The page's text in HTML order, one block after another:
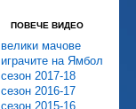
ПОВЕЧЕ ВИДЕО
велики мачове
играчите на Ямбол
сезон 2017-18
сезон 2016-17
сезон 2015-16